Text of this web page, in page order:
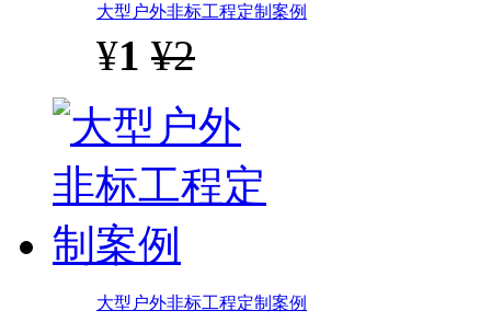
大型户外非标工程定制案例
¥1 ¥2
大型户外非标工程定制案例